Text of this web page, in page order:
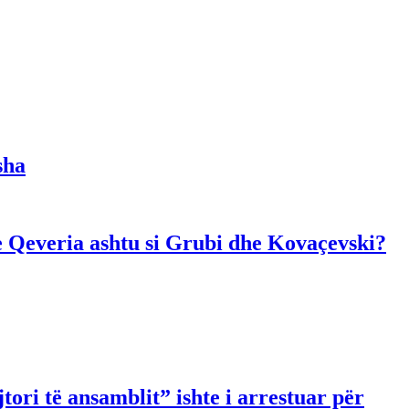
ashtu si Grubi dhe Kovaçevski?
të ansamblit” ishte i arrestuar për